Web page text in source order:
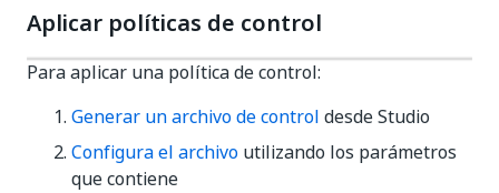
Aplicar políticas de control
Para aplicar una política de control:
Generar un archivo de control desde Studio
Configura el archivo utilizando los parámetros
que contiene